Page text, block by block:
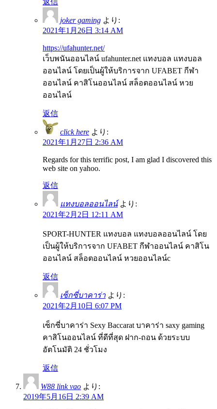
joker gaming より:
2021年1月26日 3:14 AM
https://ufahunter.net/
เว็บพนันออนไลน์ ufahunter.net แทงบอล แทงบอล
ออนไลน์ โดยเป็นผู้ให้บริการจาก UFABET กีฬา
ออนไลน์ คาสิโนออนไลน์ สล็อตออนไลน์ หวย
ออนไลน์
返信
click here より:
2021年1月27日 2:36 AM
Regards for this terrific post, I am glad I discovered this
web site on yahoo.
返信
แทงบอลออนไลน์ より:
2021年2月2日 12:11 AM
SPORT-HUNTER แทงบอล แทงบอลออนไลน์ โดย
เป็นผู้ให้บริการจาก UFABET กีฬาออนไลน์ คาสิโน
ออนไลน์ สล็อตออนไลน์ หวยออนไลน์c
返信
เซ็กซี่บาคาร่า より:
2021年2月10日 6:07 PM
เซ็กซี่บาคาร่า Sexy Baccarat บาคาร่า saxy gaming
คาสิโนออนไลน์ ที่ดีที่สุด ฝาก-ถอน ด้วยระบบ
อัตโนมัติ 24 ชั่วโมง
返信
W88 link vao より:
2019年5月16日 2:39 AM